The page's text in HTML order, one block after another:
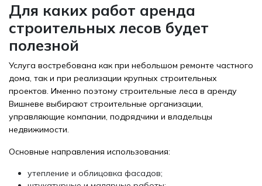
Для каких работ аренда
строительных лесов будет
полезной
Услуга востребована как при небольшом ремонте частного
дома, так и при реализации крупных строительных
проектов. Именно поэтому строительные леса в аренду
Вишневе выбирают строительные организации,
управляющие компании, подрядчики и владельцы
недвижимости.
Основные направления использования:
утепление и облицовка фасадов;